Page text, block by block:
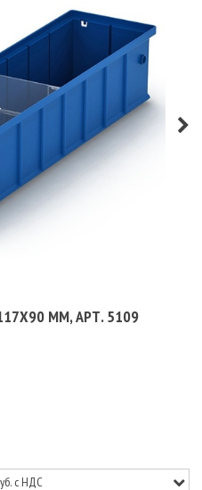
ММ, АРТ. 5109